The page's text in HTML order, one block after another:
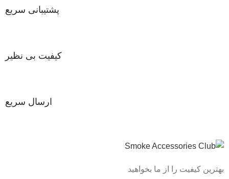
پشتیبانی سریع
کیفیت بی نظیر
ارسال سریع
بهترین کیفیت را از ما بخواهید